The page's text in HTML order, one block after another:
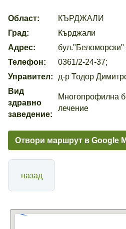
Област:
КЪРДЖАЛИ
Град:
Кърджали
Адрес:
бул."Беломорски"
Телефон:
0361/2-24-37;
Управител:
д-р Тодор
Вид
здравно
заведение:
Многопрофилна
лечение
Отвори маршрут в Google
назад